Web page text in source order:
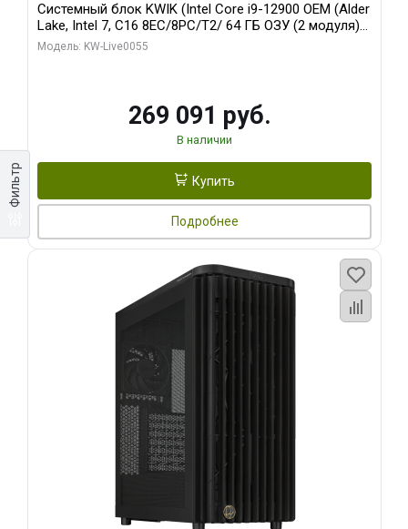
Фильтр
Системный блок KWIK (Intel Core i9-12900 OEM (Alder
Lake, Intel 7, C16 8EC/8PC/T2/ 64 ГБ ОЗУ (2 модуля)/
MSI RTX5080 SHADOW 3X OC 16GB GDDR7 256bit 3xDP
Модель: KW-Live0055
269 091 руб.
В наличии
Купить
Подробнее